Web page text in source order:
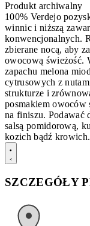
Produkt archiwalny
100% Verdejo
winnic i niższą
konwencjonalnych.
zbierane nocą, aby
owocową świeżość.
zapachu melona
cytrusowych z
strukturze i
posmakiem owoców
na finiszu. Podawać
salsą pomidorową,
kozich bądź krowich.
SZCZEGÓŁY